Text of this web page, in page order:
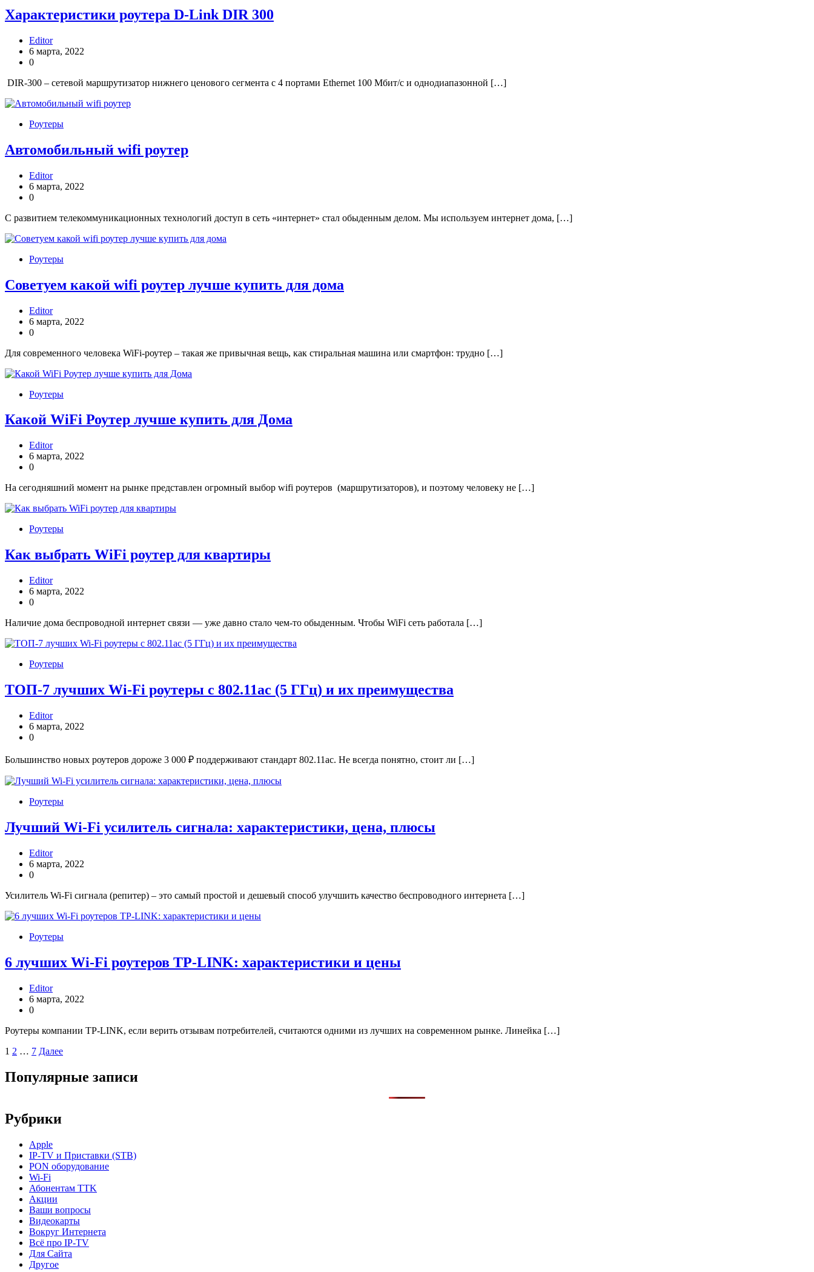
Характеристики роутера D-Link DIR 300
Editor
6 марта, 2022
0
DIR-300 – сетевой маршрутизатор нижнего ценового сегмента с 4 портами Ethernet 100 Мбит/с и однодиапазонной […]
Роутеры
Автомобильный wifi роутер
Editor
6 марта, 2022
0
С развитием телекоммуникационных технологий доступ в сеть «интернет» стал обыденным делом. Мы используем интернет дома, […]
Роутеры
Советуем какой wifi роутер лучше купить для дома
Editor
6 марта, 2022
0
Для современного человека WiFi-роутер – такая же привычная вещь, как стиральная машина или смартфон: трудно […]
Роутеры
Какой WiFi Роутер лучше купить для Дома
Editor
6 марта, 2022
0
На сегодняшний момент на рынке представлен огромный выбор wifi роутеров (маршрутизаторов), и поэтому человеку не […]
Роутеры
Как выбрать WiFi роутер для квартиры
Editor
6 марта, 2022
0
Наличие дома беспроводной интернет связи — уже давно стало чем-то обыденным. Чтобы WiFi сеть работала […]
Роутеры
ТОП-7 лучших Wi-Fi роутеры с 802.11ac (5 ГГц) и их преимущества
Editor
6 марта, 2022
0
Большинство новых роутеров дороже 3 000 ₽ поддерживают стандарт 802.11ac. Не всегда понятно, стоит ли […]
Роутеры
Лучший Wi-Fi усилитель сигнала: характеристики, цена, плюсы
Editor
6 марта, 2022
0
Усилитель Wi-Fi сигнала (репитер) – это самый простой и дешевый способ улучшить качество беспроводного интернета […]
Роутеры
6 лучших Wi-Fi роутеров TP-LINK: характеристики и цены
Editor
6 марта, 2022
0
Роутеры компании TP-LINK, если верить отзывам потребителей, считаются одними из лучших на современном рынке. Линейка […]
Пагинация
записей
1 2 … 7 Далее
Популярные записи
Рубрики
Apple
IP-TV и Приставки (STB)
PON оборудование
Wi-Fi
Абонентам TTK
Акции
Ваши вопросы
Видеокарты
Вокруг Интернета
Всё про IP-TV
Для Сайта
Другое